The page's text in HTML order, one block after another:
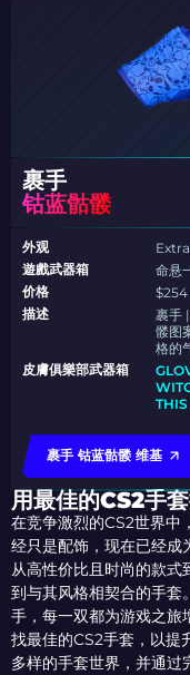
裹手
钴蓝骷髅
外观
遊戲武器箱
命悬
价格
$254
描述
裹手
髅图
格的
皮膚俱樂部武器箱
裹手 钴蓝骷髅 维基
用最佳的CS2手
在竞争激烈的CS2世界中
经只是配饰，现在已经成
从高性价比且时尚的款
到与其风格相契合的手套
手，每一双都为游戏之旅
找最佳的CS2手套，以提
多样的手套世界，并通过